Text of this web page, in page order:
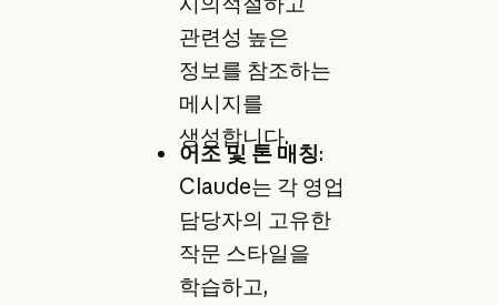
관련성 높은
정보를 참조하는
메시지를
생성합니다.
어조 및 톤 매칭:
Claude는 각 영업
담당자의 고유한
작문 스타일을
학습하고,